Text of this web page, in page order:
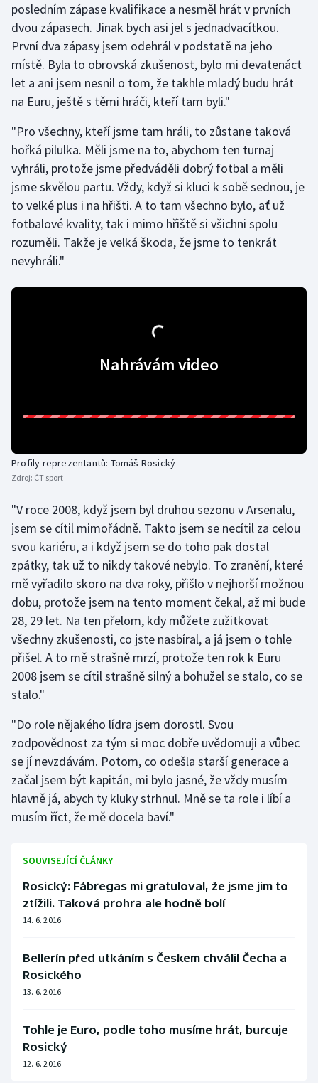
Gymnastika
Házená
Jezdectví
Judo
Krasobruslení
Lezení
Lyže a snowboard
Moderní pětiboj
Ragby
Rychlobruslení
Rychlostní kanoistika
Short track
Sportovní střelba
Stolní tenis
Triatlon
Vodní slalom
Volejbal
Ostatní
posledním zápase kvalifikace a nesměl hrát v prvních
dvou zápasech. Jinak bych asi jel s jednadvacítkou.
První dva zápasy jsem odehrál v podstatě na jeho
místě. Byla to obrovská zkušenost, bylo mi devatenáct
let a ani jsem nesnil o tom, že takhle mladý budu hrát
na Euru, ještě s těmi hráči, kteří tam byli."
"Pro všechny, kteří jsme tam hráli, to zůstane taková
hořká pilulka. Měli jsme na to, abychom ten turnaj
vyhráli, protože jsme předváděli dobrý fotbal a měli
jsme skvělou partu. Vždy, když si kluci k sobě sednou, je
to velké plus i na hřišti. A to tam všechno bylo, ať už
fotbalové kvality, tak i mimo hřiště si všichni spolu
rozuměli. Takže je velká škoda, že jsme to tenkrát
nevyhráli."
Nahrávám video
Profily reprezentantů: Tomáš Rosický
Zdroj: ČT sport
"V roce 2008, když jsem byl druhou sezonu v Arsenalu,
jsem se cítil mimořádně. Takto jsem se necítil za celou
svou kariéru, a i když jsem se do toho pak dostal
zpátky, tak už to nikdy takové nebylo. To zranění, které
mě vyřadilo skoro na dva roky, přišlo v nejhorší možnou
dobu, protože jsem na tento moment čekal, až mi bude
28, 29 let. Na ten přelom, kdy můžete zužitkovat
všechny zkušenosti, co jste nasbíral, a já jsem o tohle
přišel. A to mě strašně mrzí, protože ten rok k Euru
2008 jsem se cítil strašně silný a bohužel se stalo, co se
stalo."
"Do role nějakého lídra jsem dorostl. Svou
zodpovědnost za tým si moc dobře uvědomuji a vůbec
se jí nevzdávám. Potom, co odešla starší generace a
začal jsem být kapitán, mi bylo jasné, že vždy musím
hlavně já, abych ty kluky strhnul. Mně se ta role i líbí a
musím říct, že mě docela baví."
SOUVISEJÍCÍ ČLÁNKY
Rosický: Fábregas mi gratuloval, že jsme jim to
ztížili. Taková prohra ale hodně bolí
14. 6. 2016
Bellerín před utkáním s Českem chválil Čecha a
Rosického
13. 6. 2016
Tohle je Euro, podle toho musíme hrát, burcuje
Rosický
12. 6. 2016